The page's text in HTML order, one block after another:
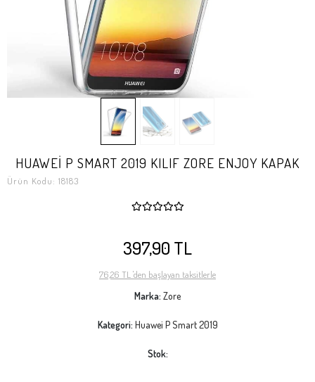
HUAWEİ P SMART 2019 KILIF ZORE ENJOY KAPAK
Ürün Kodu: 18183
397,90 TL
76,26 TL 'den başlayan taksitlerle
Marka: Zore
Kategori: Huawei P Smart 2019
Stok: